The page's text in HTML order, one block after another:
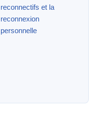
reconnectifs et la
reconnexion
personnelle